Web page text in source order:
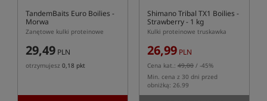
TandemBaits Euro Boilies -
Morwa
Zanętowe kulki proteinowe
29,49 PLN
otrzymujesz 0,18 pkt
Shimano Tribal TX1 Boilies -
Strawberry - 1 kg
Kulki proteinowe truskawka
26,99 PLN
Cena kat.: 49,00 / -45%
Min. cena z 30 dni przed
obniżką: 26.99